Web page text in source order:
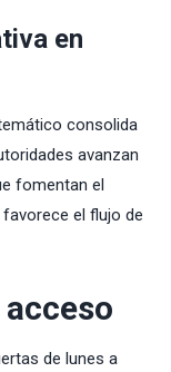
en
consolida
avanzan
fomentan el
el flujo de
de lunes a